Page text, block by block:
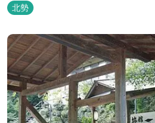
将手作りのお酢とカモシカソフトが人
脱衣所に最新の高機能換気設備を導入
北勢